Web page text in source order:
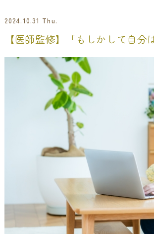
2024.10.31 Thu.
【医師監修】「もしかして自分